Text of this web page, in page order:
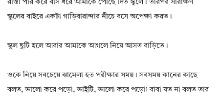
রাস্তা পার করে বাস ধরে আমাকে পৌঁছে দিত স্কুলে। তারপর সারাক্ষণ
স্কুলের বাইরে একটা গাড়িবারান্দার নীচে বসে অপেক্ষা করত।
স্কুল ছুটি হলে আবার আমাকে আগলে নিয়ে আসত বাড়িতে।
ওকে নিয়ে সবচেয়ে ঝামেলা হত পরীক্ষার সময়। সবসময় কানের কাছে
বলত, ভালো করে পড়ো, ভাইটি, ভালো করে পড়ো৷ বাবা যত না বলত তার